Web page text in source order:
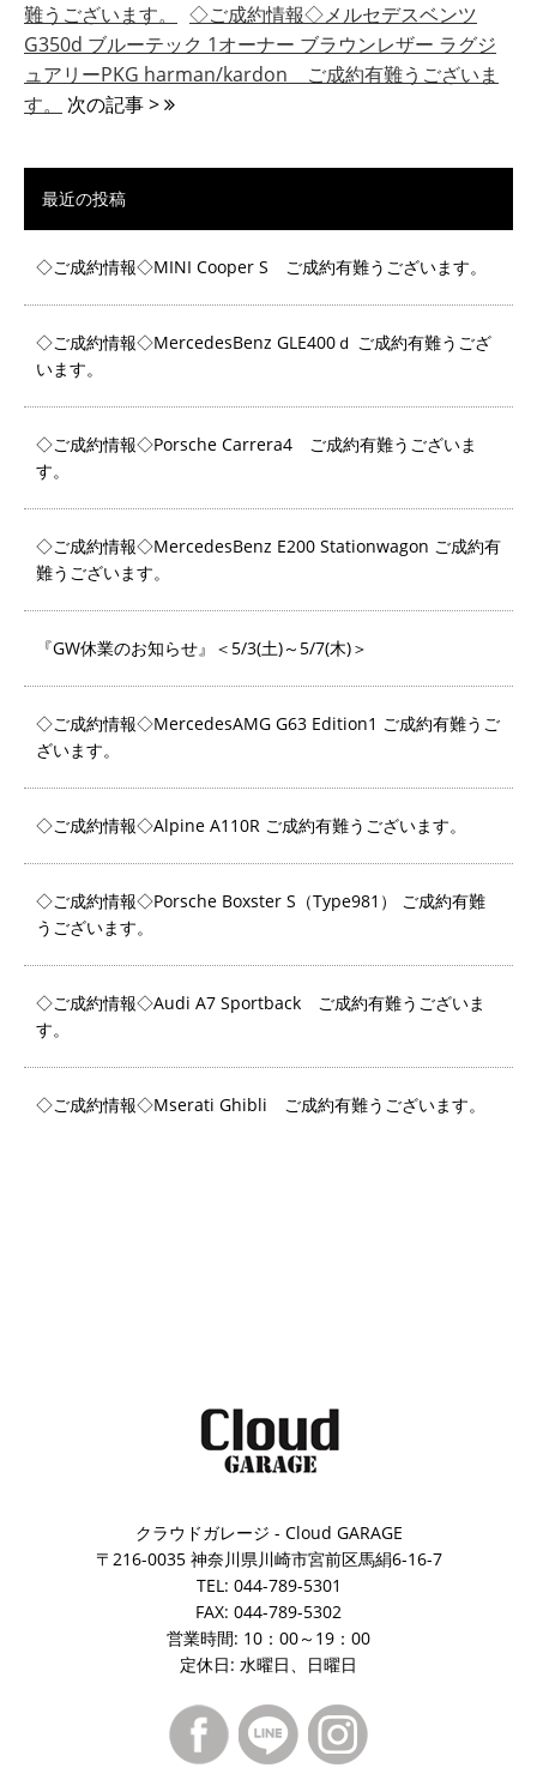
難うございます。
◇ご成約情報◇メルセデスベンツ
G350d ブルーテック 1オーナー ブラウンレザー ラグジ
ュアリーPKG harman/kardon ご成約有難うございま
す。
次の記事 >
最近の投稿
◇ご成約情報◇MINI Cooper S ご成約有難うございます。
◇ご成約情報◇MercedesBenz GLE400ｄ ご成約有難うござ
います。
◇ご成約情報◇Porsche Carrera4 ご成約有難うございま
す。
◇ご成約情報◇MercedesBenz E200 Stationwagon ご成約有
難うございます。
『GW休業のお知らせ』＜5/3(土)～5/7(木)＞
◇ご成約情報◇MercedesAMG G63 Edition1 ご成約有難うご
ざいます。
◇ご成約情報◇Alpine A110R ご成約有難うございます。
◇ご成約情報◇Porsche Boxster S（Type981） ご成約有難
うございます。
◇ご成約情報◇Audi A7 Sportback ご成約有難うございま
す。
◇ご成約情報◇Mserati Ghibli ご成約有難うございます。
クラウドガレージ - Cloud GARAGE
〒216-0035 神奈川県川崎市宮前区馬絹6-16-7
TEL: 044-789-5301
FAX: 044-789-5302
営業時間: 10：00～19：00
定休日: 水曜日、日曜日